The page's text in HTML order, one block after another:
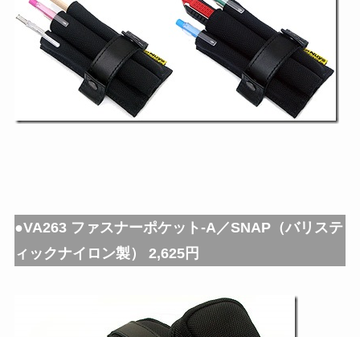
●VA263 ファスナーポケット-A／SNAP（バリステ
ィックナイロン製） 2,625円